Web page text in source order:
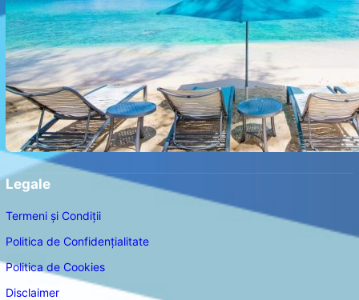
Legale
Termeni și Condiții
Politica de Confidențialitate
Politica de Cookies
Disclaimer